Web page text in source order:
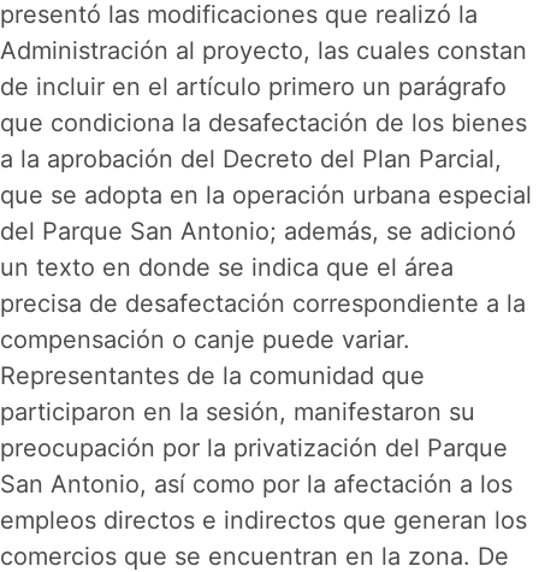
presentó las modificaciones que realizó la
Administración al proyecto, las cuales constan
de incluir en el artículo primero un parágrafo
que condiciona la desafectación de los bienes
a la aprobación del Decreto del Plan Parcial,
que se adopta en la operación urbana especial
del Parque San Antonio; además, se adicionó
un texto en donde se indica que el área
precisa de desafectación correspondiente a la
compensación o canje puede variar.
Representantes de la comunidad que
participaron en la sesión, manifestaron su
preocupación por la privatización del Parque
San Antonio, así como por la afectación a los
empleos directos e indirectos que generan los
comercios que se encuentran en la zona. De